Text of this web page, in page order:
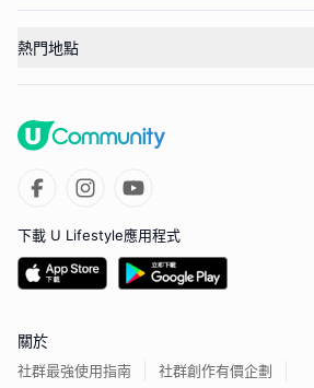
熱門地點
下載 U Lifestyle應用程式
關於
社群最強使用指南 社群創作有價企劃